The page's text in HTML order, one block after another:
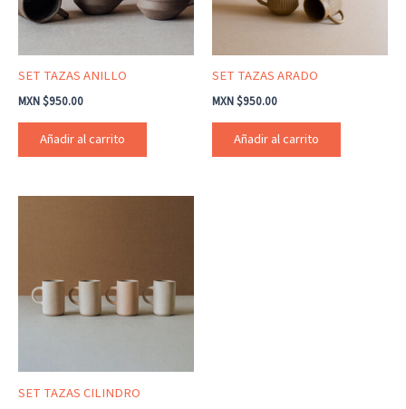
SET TAZAS ANILLO
MXN $950.00
Añadir al carrito
SET TAZAS ARADO
MXN $950.00
Añadir al carrito
SET TAZAS CILINDRO